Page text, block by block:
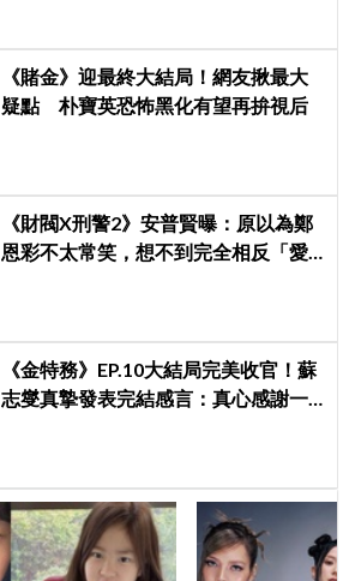
《賭金》迎最終大結局！網友揪最大
疑點 朴寶英恐怖黑化有望再拚視后
《財閥X刑警2》安普賢曝：原以為鄭
恩彩不太常笑，想不到完全相反「愛
《金特務》EP.10大結局完美收官！蘇
志燮真摯發表完結感言：真心感謝一